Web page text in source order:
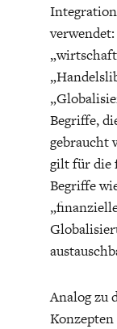
Begriffe,
gebraucht
gilt für die
Begriffe
Analog zu